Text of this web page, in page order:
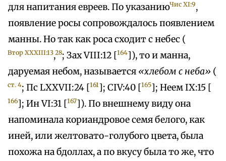
для напитания евреев. По указаниюЧис XI:9,
появление росы сопровождалось появлением
манны. Но так как роса сходит с небес (
Втор XXXIII:13,28; Зах VIII:12 [164]), то и манна,
даруемая небом, называется «хлебом с неба» (
ст. 4; Пс LXXVII:24 [161]; CIV:40 [165]; Неем IX:15 [
166]; Ин VI:31 [167]). По внешнему виду она
напоминала кориандровое семя белого, как
иней, или желтовато-голубого цвета, была
похожа на бдоллах, а по вкусу была то же, что